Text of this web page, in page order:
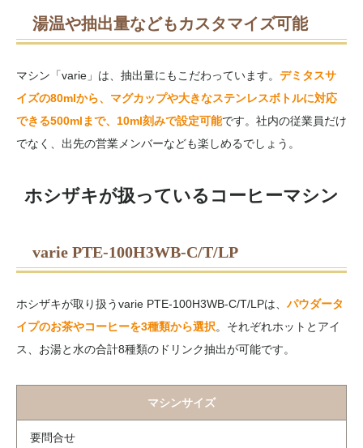
湯温や抽出量などもカスタマイズ可能
マシン「varie」は、抽出量にもこだわっています。 デミタスサ
イズの80mlから、マグカップや大きなステンレスボトルに対応
できる500mlまで、10ml刻みで設定可能です。社内の従業員だけ
でなく、出先の営業メンバーなども楽しめるでしょう。
ホシザキが扱っているコーヒーマシン
varie PTE-100H3WB-C/T/LP
ホシザキが取り扱うvarie PTE-100H3WB-C/T/LPは、 パウダータ
イプのお茶やコーヒーを3種類から選択。それぞれホットとアイ
ス、お湯と水の合計8種類のドリンク抽出が可能です。
マシンサイズ
要問合せ